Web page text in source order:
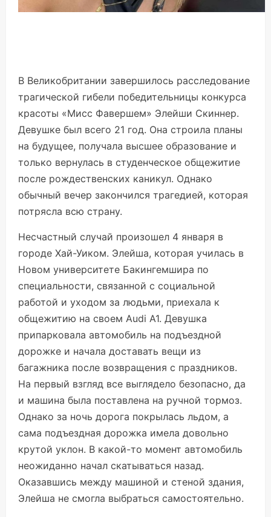
В Великобритании завершилось расследование
трагической гибели победительницы конкурса
красоты «Мисс Фавершем» Элейши Скиннер.
Девушке был всего 21 год. Она строила планы
на будущее, получала высшее образование и
только вернулась в студенческое общежитие
после рождественских каникул. Однако
обычный вечер закончился трагедией, которая
потрясла всю страну.
Несчастный случай произошел 4 января в
городе Хай-Уиком. Элейша, которая училась в
Новом университете Бакингемшира по
специальности, связанной с социальной
работой и уходом за людьми, приехала к
общежитию на своем Audi A1. Девушка
припарковала автомобиль на подъездной
дорожке и начала доставать вещи из
багажника после возвращения с праздников.
На первый взгляд все выглядело безопасно, да
и машина была поставлена на ручной тормоз.
Однако за ночь дорога покрылась льдом, а
сама подъездная дорожка имела довольно
крутой уклон. В какой-то момент автомобиль
неожиданно начал скатываться назад.
Оказавшись между машиной и стеной здания,
Элейша не смогла выбраться самостоятельно.